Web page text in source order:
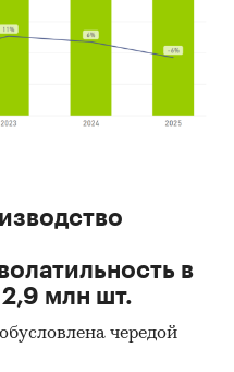
кухонных
лица, от 18
в РФ, которые
продукт хотя бы
12 месяцев
или для
проведенного
в
млн шт.
чередой